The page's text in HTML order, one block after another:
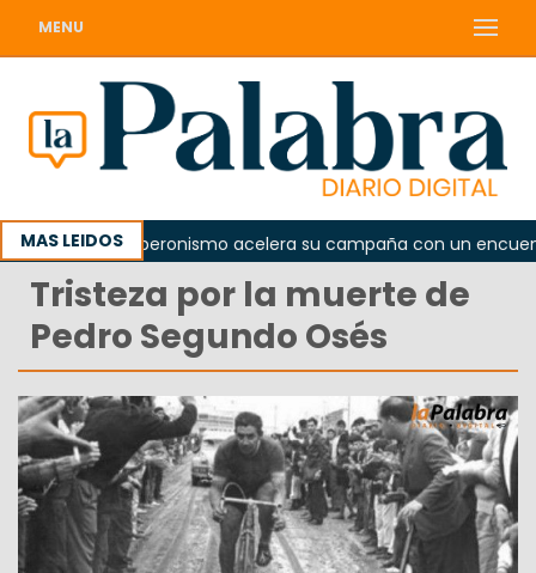
MENU
MAS LEIDOSEl peronismo acelera su campaña con un
Tristeza por la muerte de
Pedro Segundo Osés